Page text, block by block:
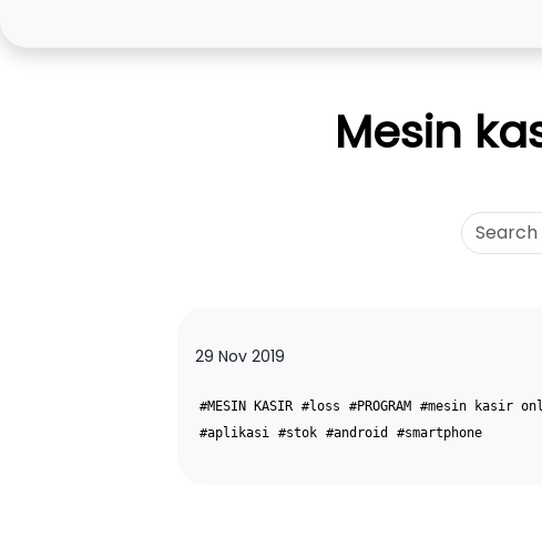
Mesin
29 Nov 2019
#MESIN KASIR #loss #PROGRAM #mesin kasir
#aplikasi
#stok #android #smartphone